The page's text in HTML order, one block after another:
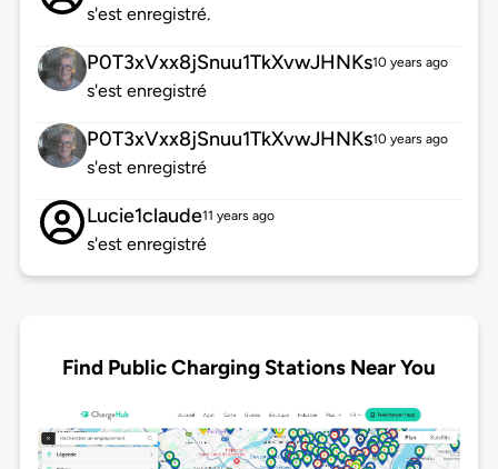
s'est enregistré.
P0T3xVxx8jSnuu1TkXvwJHNKs10 years ago
s'est enregistré
P0T3xVxx8jSnuu1TkXvwJHNKs10 years ago
s'est enregistré
Lucie1claude11 years ago
s'est enregistré
Find Public Charging Stations Near You